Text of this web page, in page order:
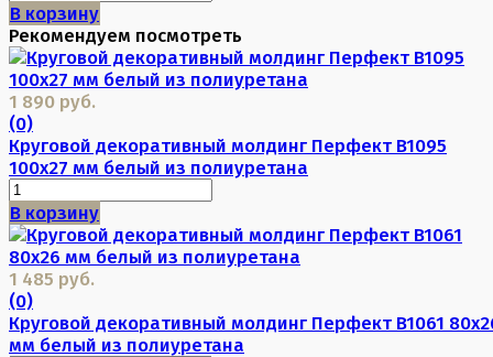
В корзину
Рекомендуем посмотреть
1 890 руб.
(0)
Круговой декоративный молдинг Перфект B1095
100х27 мм белый из полиуретана
В корзину
1 485 руб.
(0)
Круговой декоративный молдинг Перфект B1061
мм белый из полиуретана